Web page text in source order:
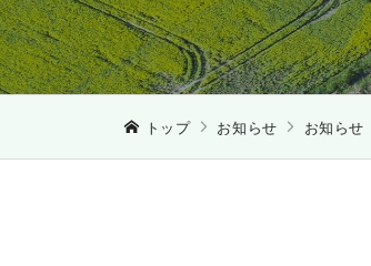
トップ お知らせ お知らせ